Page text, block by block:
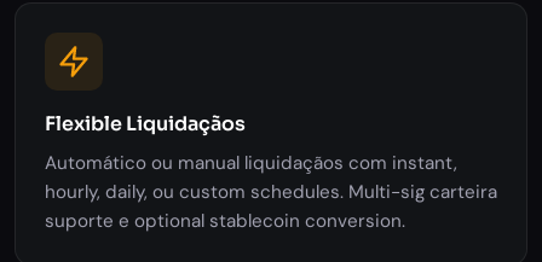
Flexible Liquidaçãos
Automático ou manual liquidaçãos com instant,
hourly, daily, ou custom schedules. Multi-sig carteira
suporte e optional stablecoin conversion.